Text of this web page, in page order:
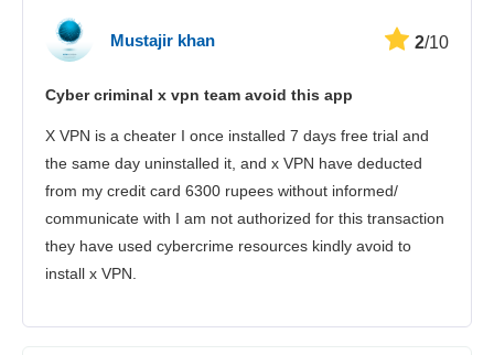
Mustajir khan 2/10
Cyber criminal x vpn team avoid this app
X VPN is a cheater I once installed 7 days free trial and
the same day uninstalled it, and x VPN have deducted
from my credit card 6300 rupees without informed/
communicate with I am not authorized for this transaction
they have used cybercrime resources kindly avoid to
install x VPN.